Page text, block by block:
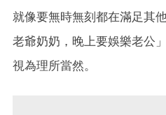
就像要無時無刻都在滿足其
老爺奶奶，晚上要娛樂老公
視為理所當然。